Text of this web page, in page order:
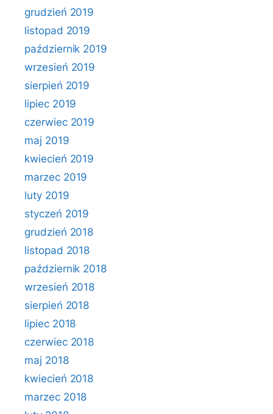
grudzień 2019
listopad 2019
październik 2019
wrzesień 2019
sierpień 2019
lipiec 2019
czerwiec 2019
maj 2019
kwiecień 2019
marzec 2019
luty 2019
styczeń 2019
grudzień 2018
listopad 2018
październik 2018
wrzesień 2018
sierpień 2018
lipiec 2018
czerwiec 2018
maj 2018
kwiecień 2018
marzec 2018